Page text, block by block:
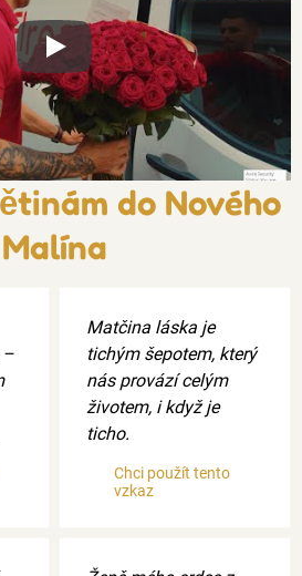
Xxx
do Nového
Malína
–
Matčina láska je
tichým šepotem, který
nás provází celým
životem, i když je
ticho.
Chci použít tento
vzkaz